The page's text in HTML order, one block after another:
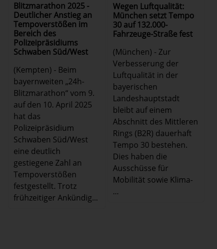
Blitzmarathon 2025 -
Deutlicher Anstieg an
Tempoverstößen im
Bereich des
Polizeipräsidiums
Schwaben Süd/West
(Kempten) - Beim
bayernweiten „24h-
Blitzmarathon“ vom 9.
auf den 10. April 2025
hat das
Polizeipräsidium
Schwaben Süd/West
eine deutlich
gestiegene Zahl an
Tempoverstößen
festgestellt. Trotz
frühzeitiger Ankündig...
Wegen Luftqualität:
München setzt Tempo
30 auf 132.000-
Fahrzeuge-Straße fest
(München) - Zur
Verbesserung der
Luftqualität in der
bayerischen
Landeshauptstadt
bleibt auf einem
Abschnitt des Mittleren
Rings (B2R) dauerhaft
Tempo 30 bestehen.
Dies haben die
Ausschüsse für
Mobilität sowie Klima-
...